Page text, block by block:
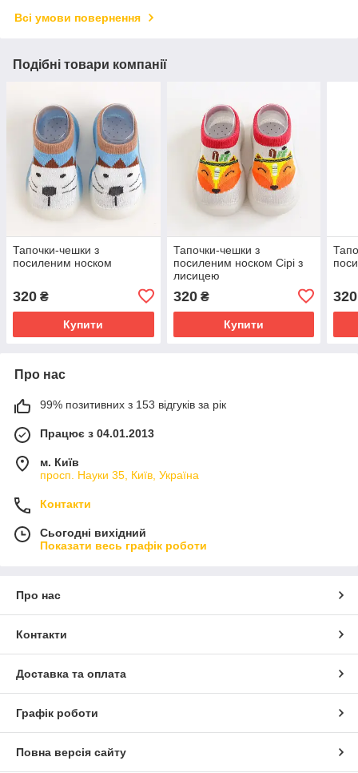
Всі умови повернення
Подібні товари компанії
Тапочки-чешки з
посиленим носком
320 ₴
Купити
Тапочки-чешки з
посиленим носком Сірі з
лисицею
320₴
Купити
320
Про нас
99% позитивних з 153 відгуків за рік
Працює з 04.01.2013
м. Київ
просп. Науки 35, Київ, Україна
Контакти
Сьогодні вихідний
Показати весь графік роботи
Про нас
Контакти
Доставка та оплата
Графік роботи
Повна версія сайту